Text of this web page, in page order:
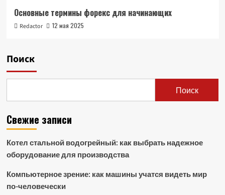
Основные термины форекс для начинающих
Redactor 12 мая 2025
Поиск
Поиск
Свежие записи
Котел стальной водогрейный: как выбрать надежное
оборудование для производства
Компьютерное зрение: как машины учатся видеть мир
по-человечески